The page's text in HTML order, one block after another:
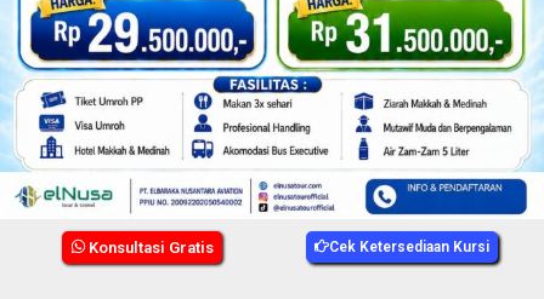
Konsultasi Gratis Cek Ketersediaan Kursi